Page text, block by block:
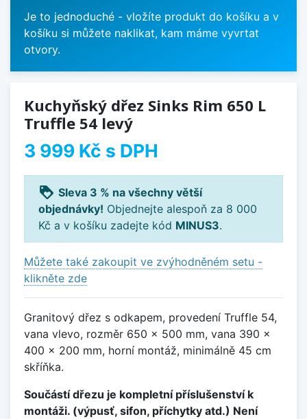
Je to jednoduché - vložíte produkt do košíku a v
košíku si můžete naklikat, kam máme vyvrtat
otvory.
Kuchyňský dřez Sinks Rim 650 L
Truffle 54 levý
3 999 Kč s DPH
loyalty Sleva 3 % na všechny větší
objednávky! Objednejte alespoň za 8 000
Kč a v košíku zadejte kód MINUS3.
Můžete také zakoupit ve zvýhodněném setu -
klikněte zde
Granitový dřez s odkapem, provedení Truffle 54,
vana vlevo, rozměr 650 x 500 mm, vana 390 x
400 x 200 mm, horní montáž, minimálně 45 cm
skříňka.
Součástí dřezu je kompletní příslušenství k
montáži. (výpusť, sifon, příchytky atd.) Není